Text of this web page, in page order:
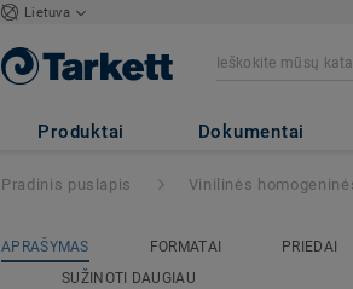
Lietuva
Produktai Dokumentai
iQ GRANIT
Pradinis puslapis Vinilinės
APRAŠYMAS FORMATAI PRIEDAI
SUŽINOTI DAUGIAU